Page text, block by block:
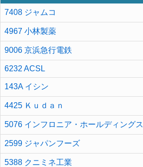
7408 ジャムコ
4967 小林製薬
9006 京浜急行電鉄
6232 ACSL
143A イシン
4425 Ｋｕｄａｎ
5076 インフロニア・ホールディングス
2599 ジャパンフーズ
5388 クニミネ工業